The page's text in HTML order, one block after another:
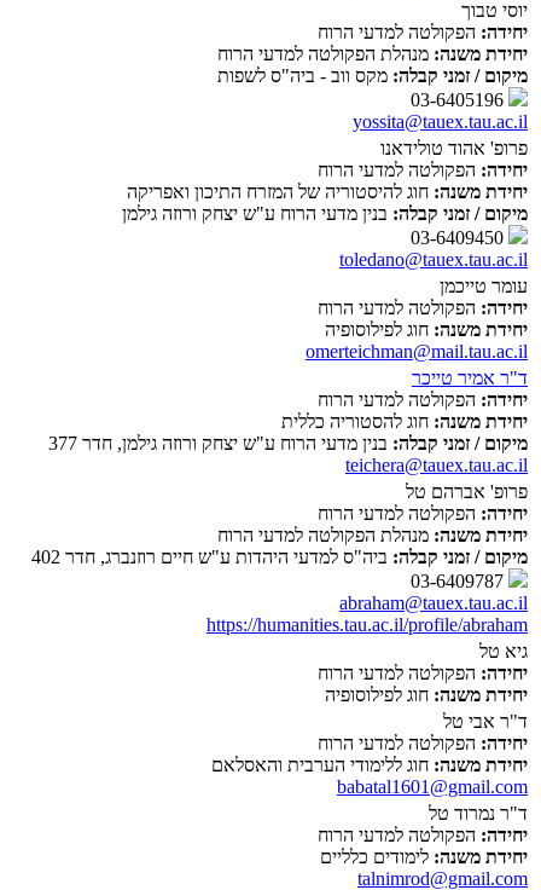
יוסי טבוך
יחידה: הפקולטה למדעי הרוח
יחידת משנה: מנהלת הפקולטה למדעי הרוח
מיקום / זמני קבלה: מקס ווב - ביה"ס לשפות
yossita@tauex.tau.ac.il
פרופ' אהוד טולידאנו
יחידה: הפקולטה למדעי הרוח
יחידת משנה: חוג להיסטוריה של המזרח התיכון ואפריקה
מיקום / זמני קבלה: בנין מדעי הרוח ע"ש יצחק ורוזה גילמן
toledano@tauex.tau.ac.il
עומר טייכמן
יחידה: הפקולטה למדעי הרוח
יחידת משנה: חוג לפילוסופיה
omerteichman@mail.tau.ac.il
ד"ר אמיר טייכר
יחידה: הפקולטה למדעי הרוח
יחידת משנה: חוג להסטוריה כללית
מיקום / זמני קבלה: בנין מדעי הרוח ע"ש יצחק ורוזה גילמן, חדר 377
teichera@tauex.tau.ac.il
פרופ' אברהם טל
יחידה: הפקולטה למדעי הרוח
יחידת משנה: מנהלת הפקולטה למדעי הרוח
מיקום / זמני קבלה: ביה"ס למדעי היהדות ע"ש חיים רוזנברג, חדר 402
abraham@tauex.tau.ac.il
https://humanities.tau.ac.il/profile/abraham
גיא טל
יחידה: הפקולטה למדעי הרוח
יחידת משנה: חוג לפילוסופיה
ד"ר אבי טל
יחידה: הפקולטה למדעי הרוח
יחידת משנה: חוג ללימודי הערבית והאסלאם
babatal1601@gmail.com
ד"ר נמרוד טל
יחידה: הפקולטה למדעי הרוח
יחידת משנה: לימודים כלליים
talnimrod@gmail.com